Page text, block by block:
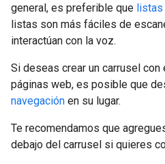
general, es preferible que listas
listas son más fáciles de
interactúan con la voz.
Si deseas crear un carrusel
páginas web, es posible que
navegación en su lugar.
Te recomendamos que
debajo del carrusel si quieres